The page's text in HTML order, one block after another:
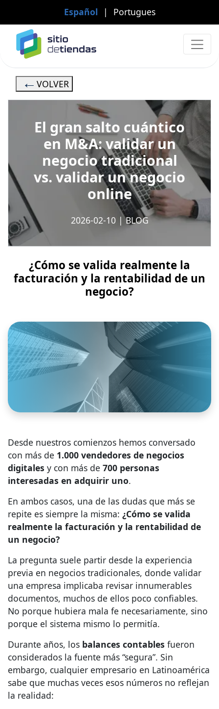
Español | Portugues
VOLVER
El gran salto cuántico
en M&A: validar un
negocio tradicional
vs. validar un negocio
online
2026-02-10|BLOG
¿Cómo se valida realmente la
facturación y la rentabilidad de un
negocio?
Desde nuestros comienzos hemos conversado
con más de 1.000 vendedores de negocios
digitales y con más de 700 personas
interesadas en adquirir uno.
En ambos casos, una de las dudas que más se
repite es siempre la misma: ¿Cómo se valida
realmente la facturación y la rentabilidad de
un negocio?
La pregunta suele partir desde la experiencia
previa en negocios tradicionales, donde validar
una empresa implicaba revisar innumerables
documentos, muchos de ellos poco confiables.
No porque hubiera mala fe necesariamente, sino
porque el sistema mismo lo permitía.
Durante años, los balances contables fueron
considerados la fuente más “segura”. Sin
embargo, cualquier empresario en Latinoamérica
sabe que muchas veces esos números no reflejan
la realidad: